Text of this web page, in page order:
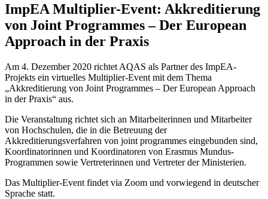
ImpEA Multiplier-Event: Akkreditierung
von Joint Programmes – Der European
Approach in der Praxis
Am 4. Dezember 2020 richtet AQAS als Partner des ImpEA-
Projekts ein virtuelles Multiplier-Event mit dem Thema
„Akkreditierung von Joint Programmes – Der European Approach
in der Praxis“ aus.
Die Veranstaltung richtet sich an Mitarbeiterinnen und Mitarbeiter
von Hochschulen, die in die Betreuung der
Akkreditierungsverfahren von joint programmes eingebunden sind,
Koordinatorinnen und Koordinatoren von Erasmus Mundus-
Programmen sowie Vertreterinnen und Vertreter der Ministerien.
Das Multiplier-Event findet via Zoom und vorwiegend in deutscher
Sprache statt.